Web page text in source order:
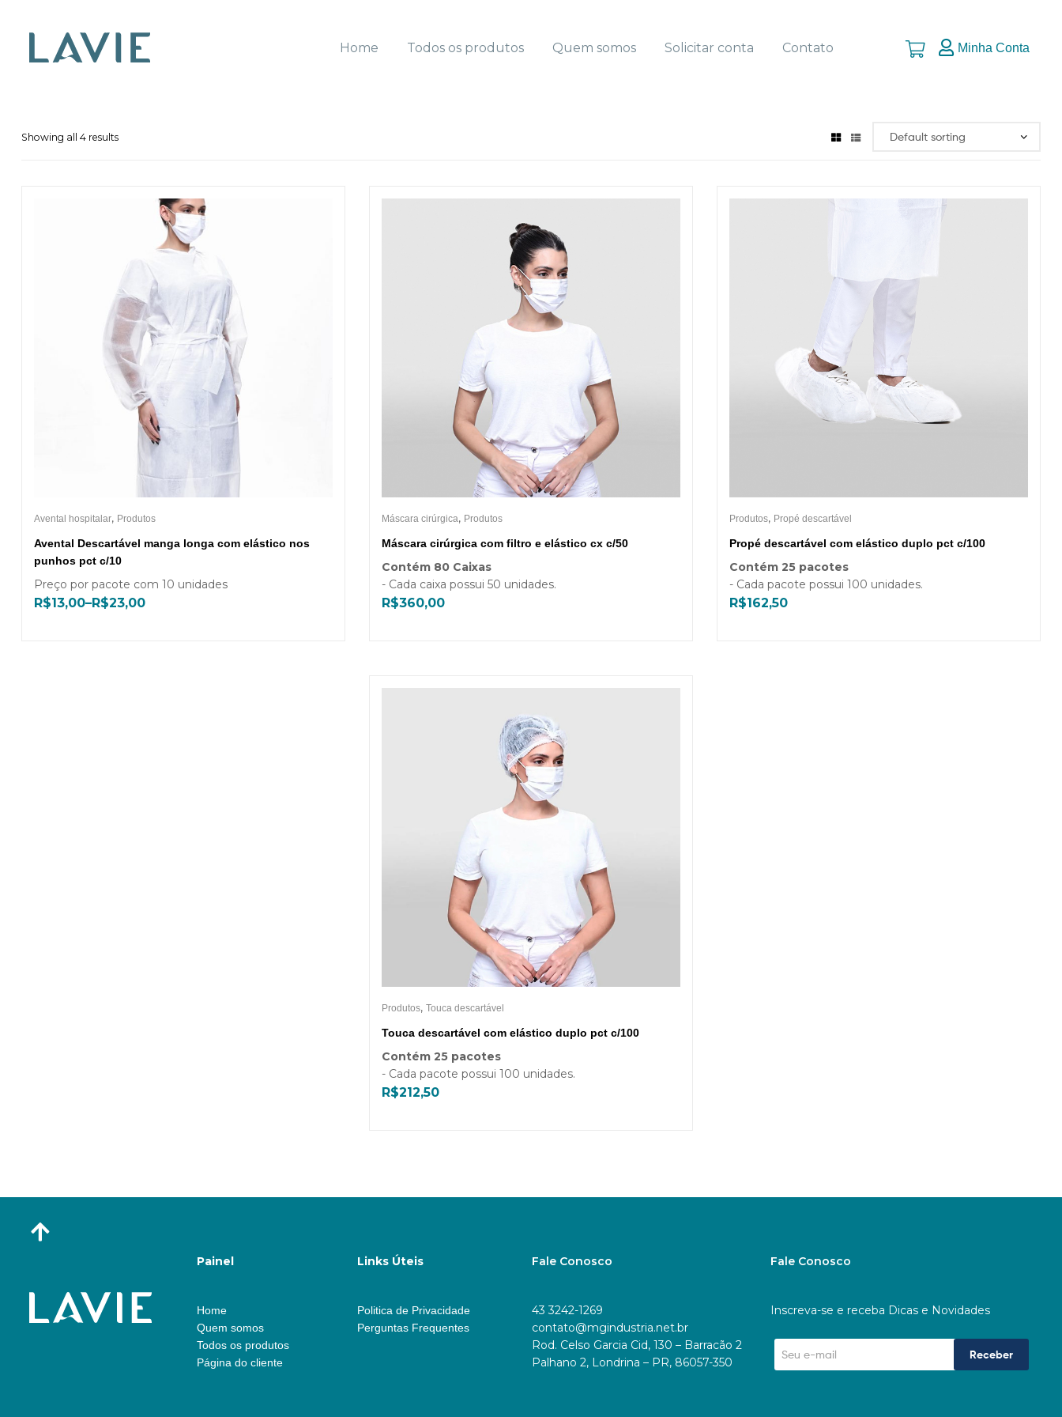
Home Todos os produtos Quem somos Solicitar conta Contato Minha Conta
Showing all 4 results
Avental hospitalar, Produtos
Avental Descartável manga longa com elástico nos
punhos pct c/10
Preço por pacote com 10 unidades
R$13,00–R$23,00
Máscara cirúrgica, Produtos
Máscara cirúrgica com filtro e elástico cx c/50
Contém 80 Caixas
- Cada caixa possui 50 unidades.
R$360,00
Produtos, Propé descartável
Propé descartável com elástico duplo pct c/100
Contém 25 pacotes
- Cada pacote possui 100 unidades.
R$162,50
Produtos, Touca descartável
Touca descartável com elástico duplo pct c/100
Contém 25 pacotes
- Cada pacote possui 100 unidades.
R$212,50
Painel
Home
Quem somos
Todos os produtos
Página do cliente
Links Úteis
Politica de Privacidade
Perguntas Frequentes
Fale Conosco
43 3242-1269
contato@mgindustria.net.br
Rod. Celso Garcia Cid, 130 – Barracão 2
Palhano 2, Londrina – PR, 86057-350
Fale Conosco
Inscreva-se e receba Dicas e Novidades
Receber